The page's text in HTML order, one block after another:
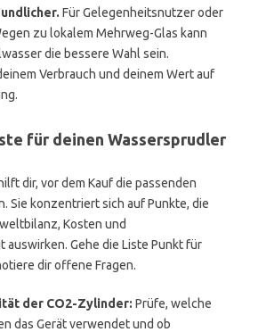
Für Gelegenheitsnutzer oder
zu lokalem Mehrweg-Glas kann
die bessere Wahl sein.
Verbrauch und deinem Wert auf
für deinen Wassersprudler
dir, vor dem Kauf die passenden
Sie konzentriert sich auf Punkte, die
Kosten und
auswirken. Gehe die Liste Punkt für
dir offene Fragen.
der CO2-Zylinder: Prüfe, welche
das Gerät verwendet und ob